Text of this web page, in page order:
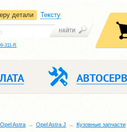
детали Тексту
311-R
Opel Astra Opel Astra J Кузовные запчасти